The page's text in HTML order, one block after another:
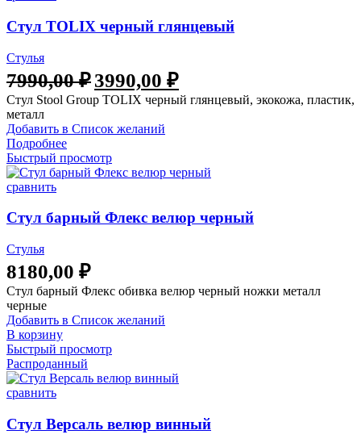
Стул TOLIX черный глянцевый
Стулья
7990,00₽3990,00 ₽
Стул Stool Group TOLIX черный глянцевый, экокожа, пластик,
металл
Добавить в Список желаний
Подробнее
Быстрый просмотр
сравнить
Стул барный Флекс велюр черный
Стулья
8180,00 ₽
Стул барный Флекс обивка велюр черный ножки металл
черные
Добавить в Список желаний
В корзину
Быстрый просмотр
Распроданный
сравнить
Стул Версаль велюр винный